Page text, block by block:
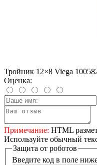
Тройник 12×8 Viega
Оценка:
Примечание: HTML
Используйте обычный
Защита от роботов
Введите код в поле